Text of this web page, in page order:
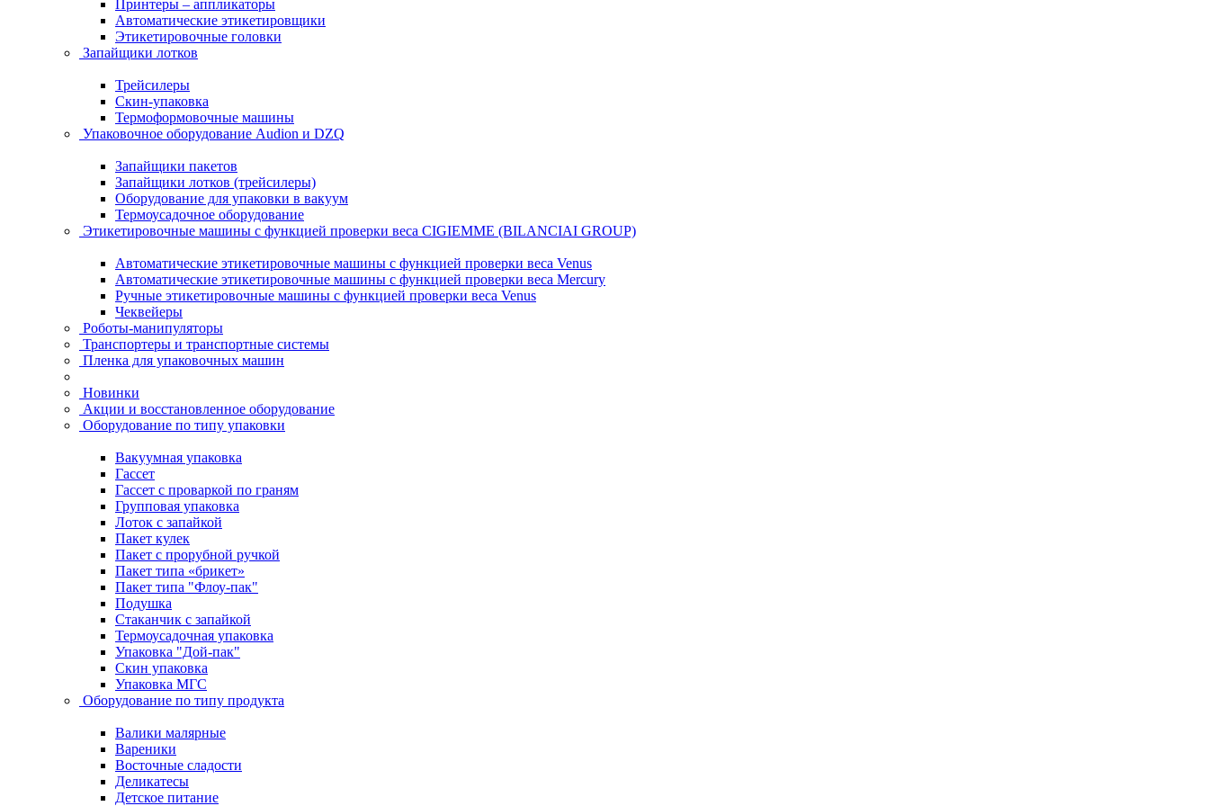
Принтеры – аппликаторы
Автоматические этикетировщики
Этикетировочные головки
Запайщики лотков
Трейсилеры
Скин-упаковка
Термоформовочные машины
Упаковочное оборудование Audion и DZQ
Запайщики пакетов
Запайщики лотков (трейсилеры)
Оборудование для упаковки в вакуум
Термоусадочное оборудование
Этикетировочные машины с функцией проверки веса CIGIEMME (BILANCIAI GROUP)
Автоматические этикетировочные машины с функцией проверки веса Venus
Автоматические этикетировочные машины с функцией проверки веса Mercury
Ручные этикетировочные машины с функцией проверки веса Venus
Чеквейеры
Роботы-манипуляторы
Транспортеры и транспортные системы
Пленка для упаковочных машин
Новинки
Акции и восстановленное оборудование
Оборудование по типу упаковки
Вакуумная упаковка
Гассет
Гассет с проваркой по граням
Групповая упаковка
Лоток с запайкой
Пакет кулек
Пакет с прорубной ручкой
Пакет типа «брикет»
Пакет типа "Флоу-пак"
Подушка
Стаканчик с запайкой
Термоусадочная упаковка
Упаковка "Дой-пак"
Скин упаковка
Упаковка МГС
Оборудование по типу продукта
Валики малярные
Вареники
Восточные сладости
Деликатесы
Детское питание